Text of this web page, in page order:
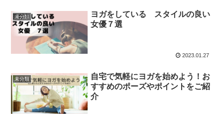
未分類
ヨガをしている スタイルの良い
女優７選
2023.01.27
未分類
自宅で気軽にヨガを始めよう！お
すすめのポーズやポイントをご紹
介